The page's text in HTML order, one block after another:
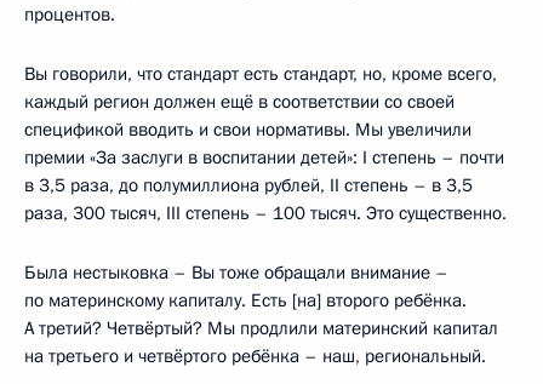
процентов.
Вы говорили, что стандарт есть стандарт, но, кроме всего,
каждый регион должен ещё в соответствии со своей
спецификой вводить и свои нормативы. Мы увеличили
премии «За заслуги в воспитании детей»: I степень – почти
в 3,5 раза, до полумиллиона рублей, II степень – в 3,5
раза, 300 тысяч, III степень – 100 тысяч. Это существенно.
Была нестыковка – Вы тоже обращали внимание –
по материнскому капиталу. Есть [на] второго ребёнка.
А третий? Четвёртый? Мы продлили материнский капитал
на третьего и четвёртого ребёнка – наш, региональный.